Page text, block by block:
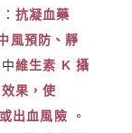
抗凝血藥
風預防、靜
維生素 K 攝
果，使
出血風險 。